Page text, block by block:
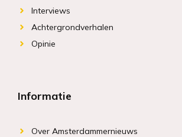
Interviews
Achtergrondverhalen
Opinie
Informatie
Over Amsterdammernieuws